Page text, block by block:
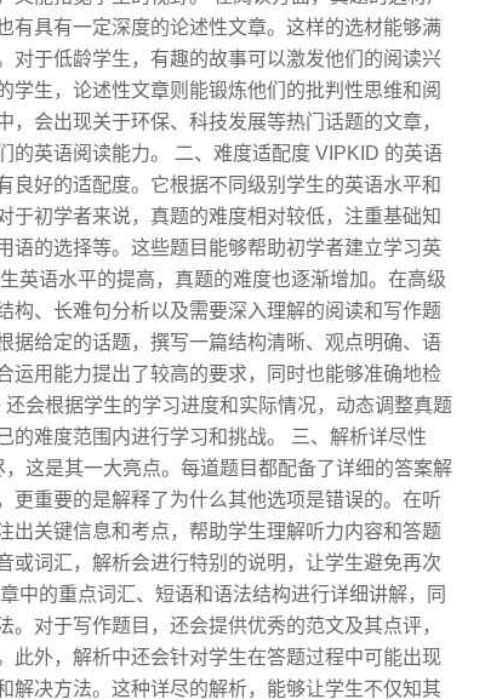
有具有一定深度的论述性文章。这样的选材能够满
对于低龄学生，有趣的故事可以激发他们的阅读兴
学生，论述性文章则能锻炼他们的批判性思维和阅
会出现关于环保、科技发展等热门话题的文章，
的英语阅读能力。 二、难度适配度 VIPKID 的英语
良好的适配度。它根据不同级别学生的英语水平和
于初学者来说，真题的难度相对较低，注重基础知
语的选择等。这些题目能够帮助初学者建立学习英
英语水平的提高，真题的难度也逐渐增加。在高级
构、长难句分析以及需要深入理解的阅读和写作题
据给定的话题，撰写一篇结构清晰、观点明确、语
运用能力提出了较高的要求，同时也能够准确地检
会根据学生的学习进度和实际情况，动态调整真题
的难度范围内进行学习和挑战。 三、解析详尽性
这是其一大亮点。每道题目都配备了详细的答案解
更重要的是解释了为什么其他选项是错误的。在听
出关键信息和考点，帮助学生理解听力内容和答题
或词汇，解析会进行特别的说明，让学生避免再次
中的重点词汇、短语和语法结构进行详细讲解，同
。对于写作题目，还会提供优秀的范文及其点评，
此外，解析中还会针对学生在答题过程中可能出现
解决方法。这种详尽的解析，能够让学生不仅知其